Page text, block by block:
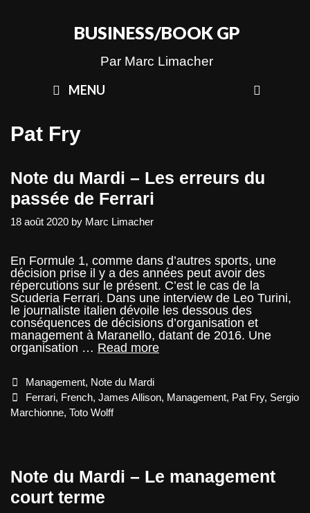
BUSINESS/BOOK GP
Par Marc Limacher
MENU
Pat Fry
Note du Mardi – Les erreurs du
passée de Ferrari
18 août 2020 by Marc Limacher
En Formule 1, comme dans d’autres sports, une
décision prise il y a des années peut avoir des
répercutions sur le présent. C’est le cas de la
Scuderia Ferrari. Dans une interview de Leo Turini,
le journaliste italien dévoile les dessous des
conséquences de décisions d’organisation et
management à Maranello, datant de 2016. Une
organisation … Read moreNote
Les
Categories
Management, Note du Mardi
Tags
Ferrari, French,James Allison, Management, Pat Fry, Sergio
Marchionne, Toto Wolff
Note du Mardi – Le management
court terme